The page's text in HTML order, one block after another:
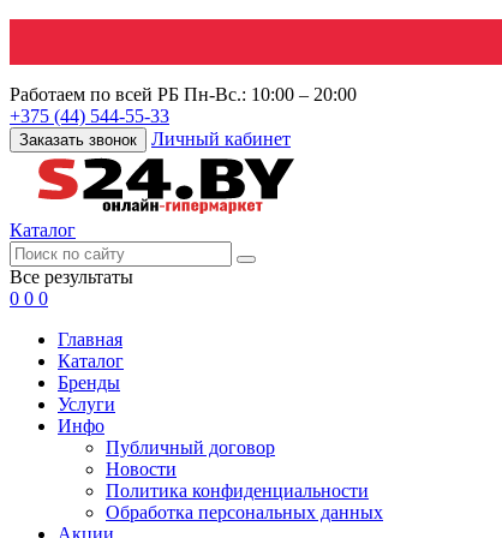
Работаем по всей РБ Пн-Вс.: 10:00 – 20:00
+375 (44) 544-55-33
Заказать звонок Личный кабинет
Каталог
Все результаты
0 0 0
Главная
Каталог
Бренды
Услуги
Инфо
Публичный договор
Новости
Политика конфиденциальности
Обработка персональных данных
Акции